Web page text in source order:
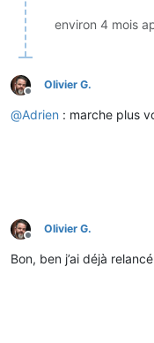
environ 4 mois
Hors-ligne
Olivier G.
@Adrien : marche plus
Hors-ligne
Olivier G.
Bon, ben j’ai déjà